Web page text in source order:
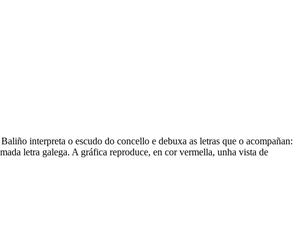
interpreta o escudo do concello e debuxa as letras que o acompañan:
letra galega. A gráfica reproduce, en cor vermella, unha vista de